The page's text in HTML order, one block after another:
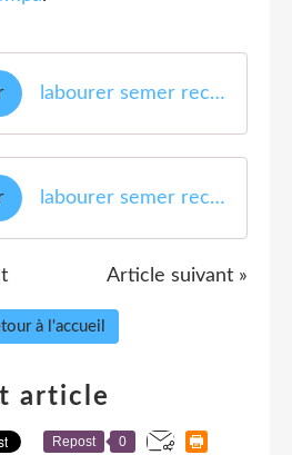
labourer semer recolter A
labourer semer recolter B
Article suivant »
à l'accueil
article
Repost 0